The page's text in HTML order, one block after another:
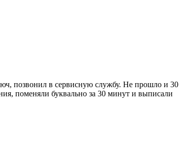
позвонил в сервисную службу. Не прошло и 30
поменяли буквально за 30 минут и выписали